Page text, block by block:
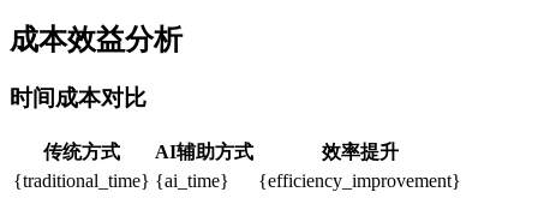
成本效益分析
时间成本对比
传统方式 AI辅助方式
效率提升
{traditional_time} {ai_time} {efficiency_improvement}